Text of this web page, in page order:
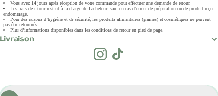
Vous avez 14 jours après réception de votre commande pour effectuer une demande de retour.
Les frais de retour restent à la charge de l’acheteur, sauf en cas d’erreur de préparation ou de produit reçu
endommagé.
Pour des raisons d’hygiène et de sécurité, les produits alimentaires (graines) et cosmétiques ne peuvent
pas être retournés.
Plus d’informations disponibles dans les conditions de retour en pied de page.
Livraison
E-
mail